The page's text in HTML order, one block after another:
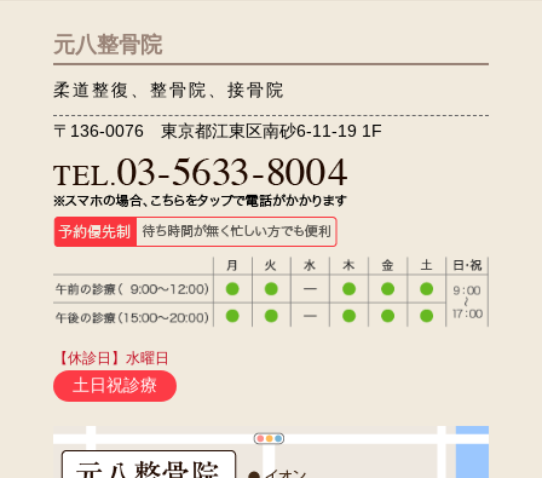
元八整骨院
柔道整復、整骨院、接骨院
〒136-0076 東京都江東区南砂6-11-19 1F
【休診日】水曜日
土日祝診療